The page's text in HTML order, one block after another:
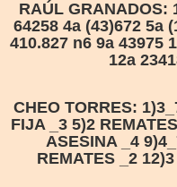
RAÚL GRANADOS:
64258 4a (43)672 5a
410.827 n6 9a 43975
12a
CHEO TORRES:
FIJA _3 5)2
ASESINA _4
REMATES _2